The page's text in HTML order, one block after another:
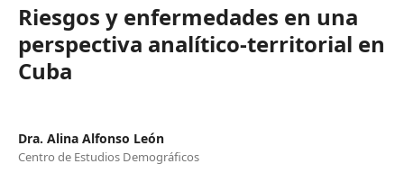
Riesgos y enfermedades en una
perspectiva analítico-territorial en
Cuba
Dra. Alina Alfonso León
Centro de Estudios Demográficos